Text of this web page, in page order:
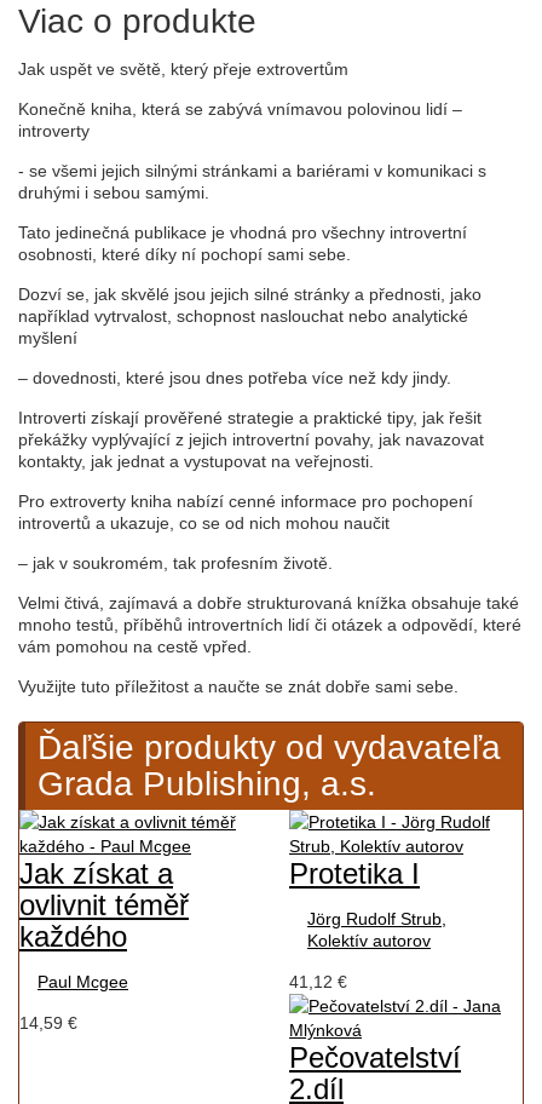
Viac o produkte
Jak uspět ve světě, který přeje extrovertům
Konečně kniha, která se zabývá vnímavou polovinou lidí –
introverty
- se všemi jejich silnými stránkami a bariérami v komunikaci s
druhými i sebou samými.
Tato jedinečná publikace je vhodná pro všechny introvertní
osobnosti, které díky ní pochopí sami sebe.
Dozví se, jak skvělé jsou jejich silné stránky a přednosti, jako
například vytrvalost, schopnost naslouchat nebo analytické
myšlení
– dovednosti, které jsou dnes potřeba více než kdy jindy.
Introverti získají prověřené strategie a praktické tipy, jak řešit
překážky vyplývající z jejich introvertní povahy, jak navazovat
kontakty, jak jednat a vystupovat na veřejnosti.
Pro extroverty kniha nabízí cenné informace pro pochopení
introvertů a ukazuje, co se od nich mohou naučit
– jak v soukromém, tak profesním životě.
Velmi čtivá, zajímavá a dobře strukturovaná knížka obsahuje také
mnoho testů, příběhů introvertních lidí či otázek a odpovědí, které
vám pomohou na cestě vpřed.
Využijte tuto příležitost a naučte se znát dobře sami sebe.
Ďaľšie produkty od vydavateľa
Grada Publishing, a.s.
Jak získat a
ovlivnit téměř
každého
Paul Mcgee
14,59 €
Protetika I
Jörg Rudolf Strub,
Kolektív autorov
41,12 €
Pečovatelství
2.díl